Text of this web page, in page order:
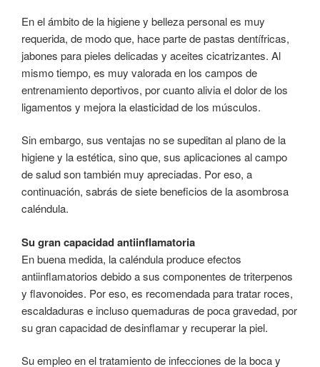
En el ámbito de la higiene y belleza personal es muy
requerida, de modo que, hace parte de pastas dentífricas,
jabones para pieles delicadas y aceites cicatrizantes. Al
mismo tiempo, es muy valorada en los campos de
entrenamiento deportivos, por cuanto alivia el dolor de los
ligamentos y mejora la elasticidad de los músculos.
Sin embargo, sus ventajas no se supeditan al plano de la
higiene y la estética, sino que, sus aplicaciones al campo
de salud son también muy apreciadas. Por eso, a
continuación, sabrás de siete beneficios de la asombrosa
caléndula.
Su gran capacidad antiinflamatoria
En buena medida, la caléndula produce efectos
antiinflamatorios debido a sus componentes de triterpenos
y flavonoides. Por eso, es recomendada para tratar roces,
escaldaduras e incluso quemaduras de poca gravedad, por
su gran capacidad de desinflamar y recuperar la piel.
Su empleo en el tratamiento de infecciones de la boca y